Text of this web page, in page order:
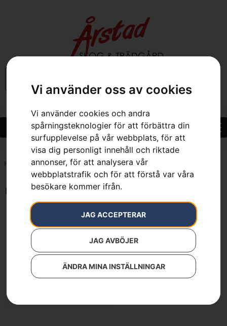
Vi använder oss av cookies
Vi använder cookies och andra
spårningsteknologier för att förbättra din
surfupplevelse på vår webbplats, för att
visa dig personligt innehåll och riktade
annonser, för att analysera vår
webbplatstrafik och för att förstå var våra
besökare kommer ifrån.
JAG ACCEPTERAR
JAG AVBÖJER
ÄNDRA MINA INSTÄLLNINGAR
Hem 7333377041264
Endast ett sökresultat
Husqvarna
Klippaggregat – R137
Läs mer